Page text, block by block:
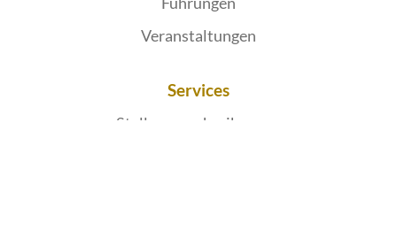
Veranstaltungen
Services
Stellenausschreibungen